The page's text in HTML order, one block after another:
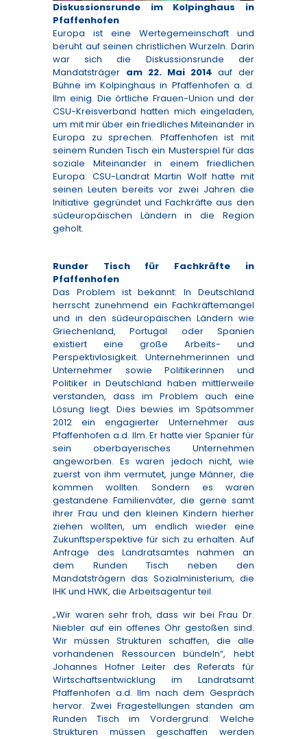
Diskussionsrunde im Kolpinghaus in
Pfaffenhofen
Europa ist eine Wertegemeinschaft und
beruht auf seinen christlichen Wurzeln. Darin
war sich die Diskussionsrunde der
Mandatsträger am 22. Mai 2014 auf der
Bühne im Kolpinghaus in Pfaffenhofen a. d.
Ilm einig. Die örtliche Frauen-Union und der
CSU-Kreisverband hatten mich eingeladen,
um mit mir über ein friedliches Miteinander in
Europa zu sprechen. Pfaffenhofen ist mit
seinem Runden Tisch ein Musterspiel für das
soziale Miteinander in einem friedlichen
Europa: CSU-Landrat Martin Wolf hatte mit
seinen Leuten bereits vor zwei Jahren die
Initiative gegründet und Fachkräfte aus den
südeuropäischen Ländern in die Region
geholt.
Runder Tisch für Fachkräfte in
Pfaffenhofen
Das Problem ist bekannt: In Deutschland
herrscht zunehmend ein Fachkräftemangel
und in den südeuropäischen Ländern wie
Griechenland, Portugal oder Spanien
existiert eine große Arbeits- und
Perspektivlosigkeit. Unternehmerinnen und
Unternehmer sowie Politikerinnen und
Politiker in Deutschland haben mittlerweile
verstanden, dass im Problem auch eine
Lösung liegt. Dies bewies im Spätsommer
2012 ein engagierter Unternehmer aus
Pfaffenhofen a.d. Ilm. Er hatte vier Spanier für
sein oberbayerisches Unternehmen
angeworben. Es waren jedoch nicht, wie
zuerst von ihm vermutet, junge Männer, die
kommen wollten. Sondern es waren
gestandene Familienväter, die gerne samt
ihrer Frau und den kleinen Kindern hierher
ziehen wollten, um endlich wieder eine
Zukunftsperspektive für sich zu erhalten. Auf
Anfrage des Landratsamtes nahmen an
dem Runden Tisch neben den
Mandatsträgern das Sozialministerium, die
IHK und HWK, die Arbeitsagentur teil.
„Wir waren sehr froh, dass wir bei Frau Dr.
Niebler auf ein offenes Ohr gestoßen sind.
Wir müssen Strukturen schaffen, die alle
vorhandenen Ressourcen bündeln“, hebt
Johannes Hofner Leiter des Referats für
Wirtschaftsentwicklung im Landratsamt
Pfaffenhofen a.d. Ilm nach dem Gespräch
hervor. Zwei Fragestellungen standen am
Runden Tisch im Vordergrund: Welche
Strukturen müssen geschaffen werden